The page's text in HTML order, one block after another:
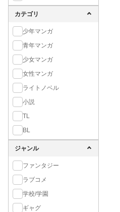
カテゴリ
少年マンガ
青年マンガ
少女マンガ
女性マンガ
ライトノベル
小説
TL
BL
ジャンル
ファンタジー
ラブコメ
学校/学園
ギャグ